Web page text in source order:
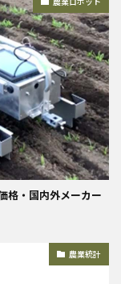
格・国内外メーカー
農業統計